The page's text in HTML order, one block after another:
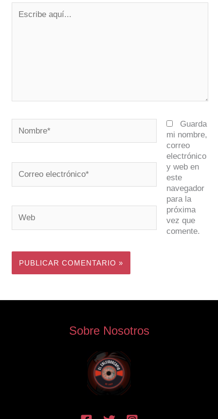
aquí...
electrónico*
Guarda
mi nombre,
correo
electrónico
y web en
este
navegador
para la
próxima
vez que
comente.
Sobre Nosotros